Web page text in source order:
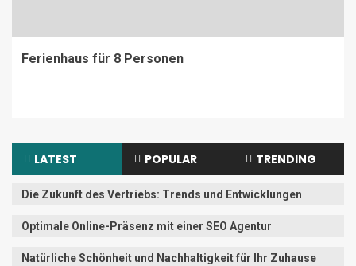
Ferienhaus für 8 Personen
LATEST POPULAR TRENDING
Die Zukunft des Vertriebs: Trends und Entwicklungen
Optimale Online-Präsenz mit einer SEO Agentur
Natürliche Schönheit und Nachhaltigkeit für Ihr Zuhause